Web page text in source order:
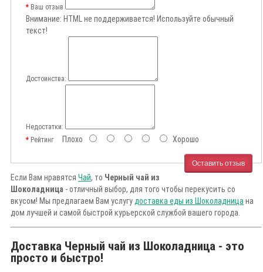
Ваш отзыв
Внимание: HTML не поддерживается! Используйте обычный
текст!
Достоинства:
Недостатки:
РейтингПлохо Хорошо
Оставить отзыв
Если Вам нравятся Чай, то Черный чай из
Шоколадница - отличный выбор, для того чтобы перекусить со
вкусом! Мы предлагаем Вам услугу доставка еды из Шоколадница на
дом лучшей и самой быстрой курьерской службой вашего города.
Доставка Черный чай из Шоколадница - это
просто и быстро!